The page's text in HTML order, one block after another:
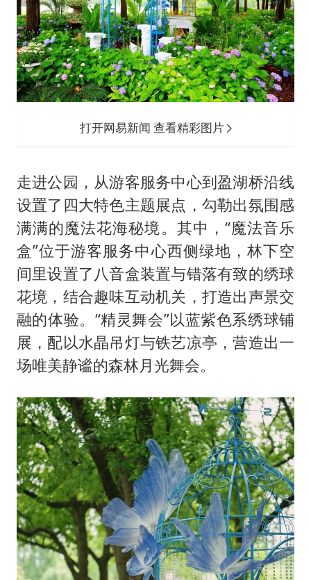
打开网易新闻 查看精彩图片
走进公园，从游客服务中心到盈湖桥沿线
设置了四大特色主题展点，勾勒出氛围感
满满的魔法花海秘境。其中，“魔法音乐
盒”位于游客服务中心西侧绿地，林下空
间里设置了八音盒装置与错落有致的绣球
花境，结合趣味互动机关，打造出声景交
融的体验。“精灵舞会”以蓝紫色系绣球铺
展，配以水晶吊灯与铁艺凉亭，营造出一
场唯美静谧的森林月光舞会。